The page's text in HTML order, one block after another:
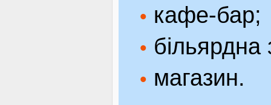
• кафе-бар;
• більярдна
• магазин.